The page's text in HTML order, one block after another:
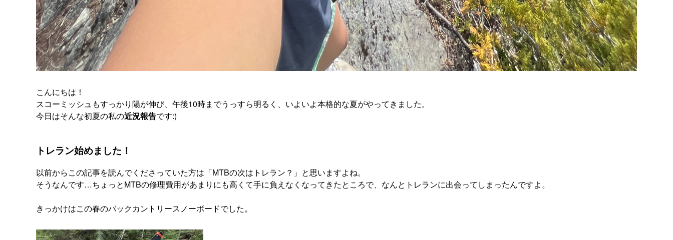
こんにちは！
スコーミッシュもすっかり陽が伸び、午後10時までうっすら明るく、いよいよ本格的な夏がやってきました。
今日はそんな初夏の私の近況報告です:)
トレラン始めました！
以前からこの記事を読んでくださっていた方は「MTBの次はトレラン？」と思いますよね。
そうなんです…ちょっとMTBの修理費用があまりにも高くて手に負えなくなってきたところで、なんとトレランに出会ってしまったんですよ。
きっかけはこの春のバックカントリースノーボードでした。